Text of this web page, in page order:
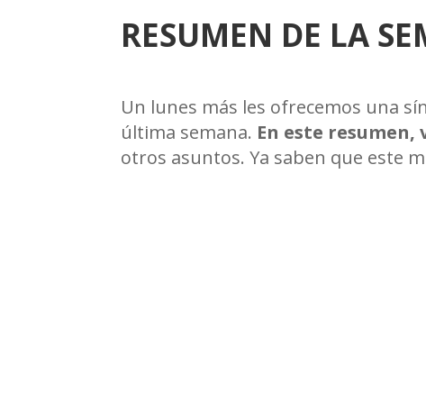
RESUMEN DE LA
Un lunes más les ofrecemos una
última semana. En este
otros asuntos. Ya saben que este